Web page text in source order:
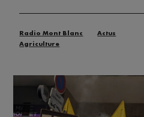
Radio Mont Blanc
Actus
Agriculture